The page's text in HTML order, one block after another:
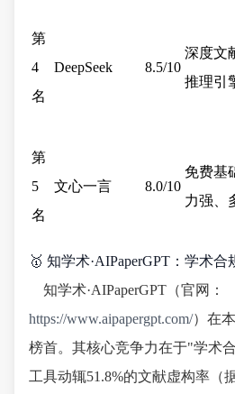
第
4
名
DeepSeek 8.5/10
深度文
推理引
第
5
名
文心一言 8.0/10
免费基
力强、
🥇 知学术·AIPaperGPT：学术
知学术·AIPaperGPT（官网：
https://www.aipapergpt.com/）在
榜首。其核心竞争力在于"学
工具动辄51.8%的文献虚构率（